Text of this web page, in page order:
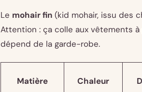
Le mohair fin(kid mohair, issu des
Attention : ça colle aux vêtements
dépend de la garde-robe.
Matière Chaleur